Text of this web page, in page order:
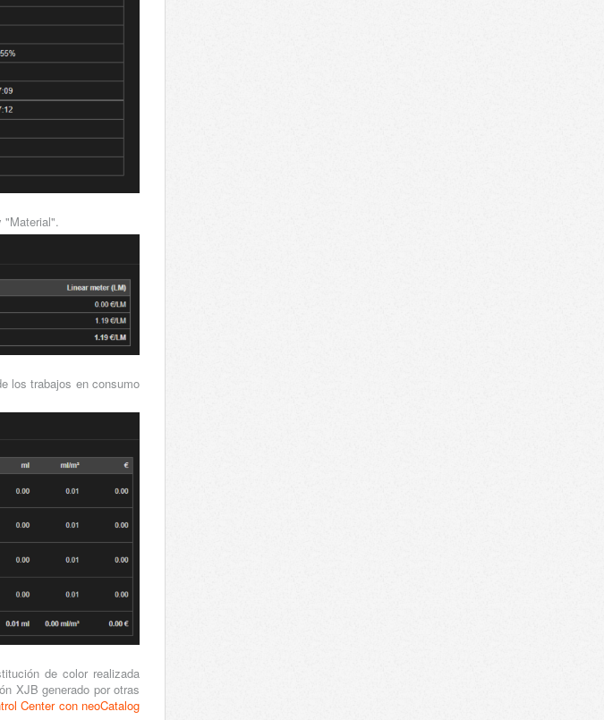
"Material".
los trabajos en consumo
de color realizada
XJB generado por otras
Center con neoCatalog